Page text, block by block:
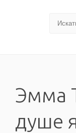
Эмма
душе